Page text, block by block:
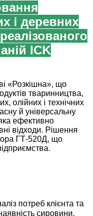
і деревних
ICK
«Розкішна», що
тваринництва,
олійних і технічних
й універсальну
ефективно
відходи. Рішення
ГТ-520Д, що
потреб клієнта та
сировини,